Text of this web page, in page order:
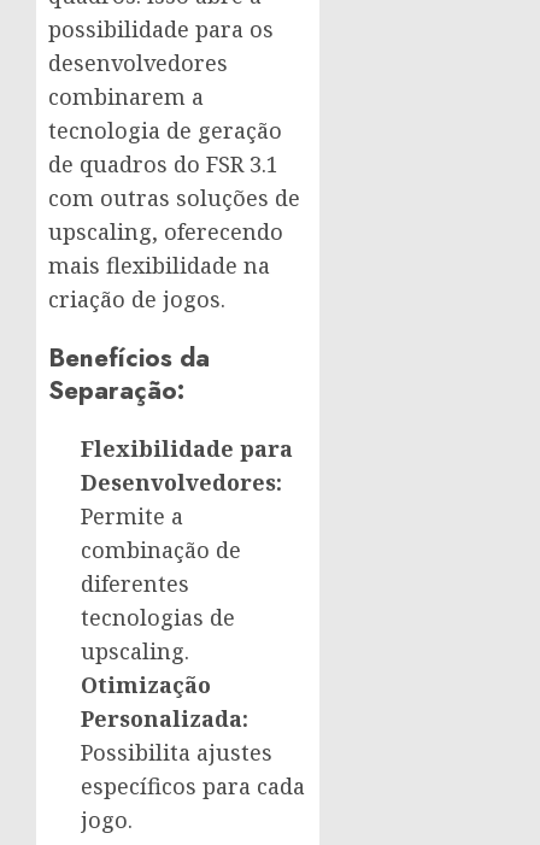
possibilidade para os
desenvolvedores
combinarem a
tecnologia de geração
de quadros do FSR 3.1
com outras soluções de
upscaling, oferecendo
mais flexibilidade na
criação de jogos.
Benefícios da
Separação:
Flexibilidade para
Desenvolvedores:
Permite a
combinação de
diferentes
tecnologias de
upscaling.
Otimização
Personalizada:
Possibilita ajustes
específicos para cada
jogo.